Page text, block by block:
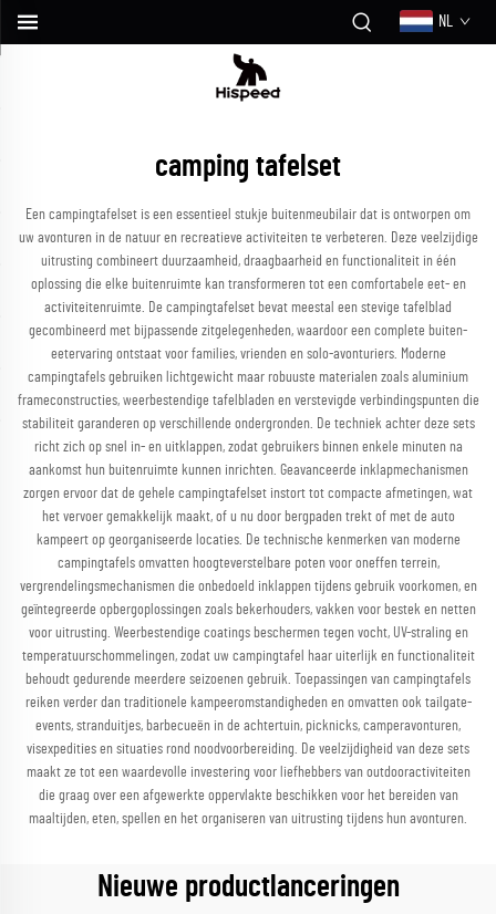
NL
camping tafelset
Een campingtafelset is een essentieel stukje buitenmeubilair dat is ontworpen om
uw avonturen in de natuur en recreatieve activiteiten te verbeteren. Deze veelzijdige
uitrusting combineert duurzaamheid, draagbaarheid en functionaliteit in één
oplossing die elke buitenruimte kan transformeren tot een comfortabele eet- en
activiteitenruimte. De campingtafelset bevat meestal een stevige tafelblad
gecombineerd met bijpassende zitgelegenheden, waardoor een complete buiten-
eetervaring ontstaat voor families, vrienden en solo-avonturiers. Moderne
campingtafels gebruiken lichtgewicht maar robuuste materialen zoals aluminium
frameconstructies, weerbestendige tafelbladen en verstevigde verbindingspunten die
stabiliteit garanderen op verschillende ondergronden. De techniek achter deze sets
richt zich op snel in- en uitklappen, zodat gebruikers binnen enkele minuten na
aankomst hun buitenruimte kunnen inrichten. Geavanceerde inklapmechanismen
zorgen ervoor dat de gehele campingtafelset instort tot compacte afmetingen, wat
het vervoer gemakkelijk maakt, of u nu door bergpaden trekt of met de auto
kampeert op georganiseerde locaties. De technische kenmerken van moderne
campingtafels omvatten hoogteverstelbare poten voor oneffen terrein,
vergrendelingsmechanismen die onbedoeld inklappen tijdens gebruik voorkomen, en
geïntegreerde opbergoplossingen zoals bekerhouders, vakken voor bestek en netten
voor uitrusting. Weerbestendige coatings beschermen tegen vocht, UV-straling en
temperatuurschommelingen, zodat uw campingtafel haar uiterlijk en functionaliteit
behoudt gedurende meerdere seizoenen gebruik. Toepassingen van campingtafels
reiken verder dan traditionele kampeeromstandigheden en omvatten ook tailgate-
events, stranduitjes, barbecueën in de achtertuin, picknicks, camperavonturen,
visexpedities en situaties rond noodvoorbereiding. De veelzijdigheid van deze sets
maakt ze tot een waardevolle investering voor liefhebbers van outdooractiviteiten
die graag over een afgewerkte oppervlakte beschikken voor het bereiden van
maaltijden, eten, spellen en het organiseren van uitrusting tijdens hun avonturen.
Nieuwe productlanceringen